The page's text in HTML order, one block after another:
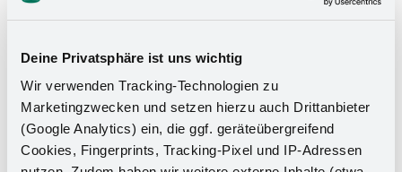
Deine Privatsphäre ist uns wichtig
Wir verwenden Tracking-Technologien zu
Marketingzwecken und setzen hierzu auch Drittanbieter
(Google Analytics) ein, die ggf. geräteübergreifend
Cookies, Fingerprints, Tracking-Pixel und IP-Adressen
Das Stauraumwunder für Ihr
Badezimmer